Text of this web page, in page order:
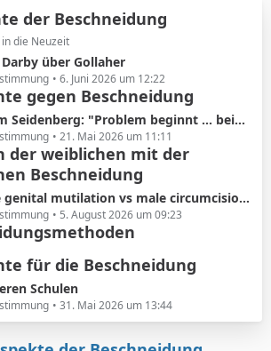
der Beschneidung
die Neuzeit
über Gollaher
6. Juni 2026 um 12:22
gegen Beschneidung
"Problem beginnt ... beim Abschneiden der Vorhaut"
21. Mai 2026 um 11:11
der weiblichen mit der
Beschneidung
mutilation vs male circumcision: Understanding the differences
5. August 2026 um 09:23
für die Beschneidung
Schulen
31. Mai 2026 um 13:44